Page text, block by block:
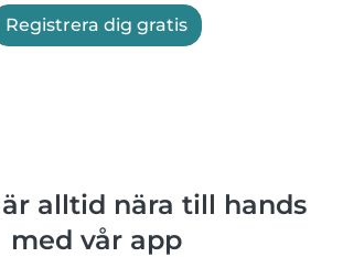
Registrera dig gratis
alltid nära till hands
med vår app